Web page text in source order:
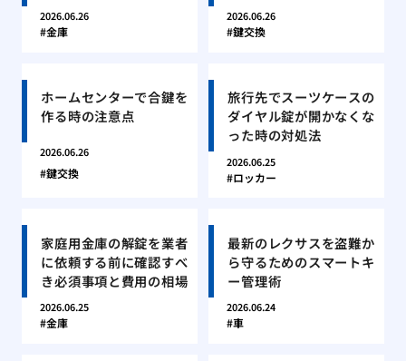
2026.06.26
金庫
2026.06.26
鍵交換
ホームセンターで合鍵を
作る時の注意点
2026.06.26
鍵交換
旅行先でスーツケースの
ダイヤル錠が開かなくな
った時の対処法
2026.06.25
ロッカー
家庭用金庫の解錠を業者
に依頼する前に確認すべ
き必須事項と費用の相場
2026.06.25
金庫
最新のレクサスを盗難か
ら守るためのスマートキ
ー管理術
2026.06.24
車